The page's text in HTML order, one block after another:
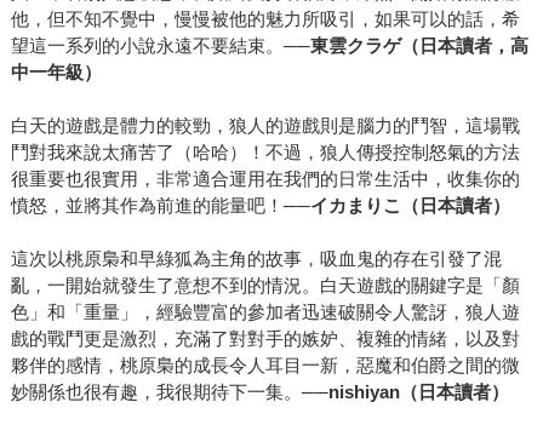
他，但不知不覺中，慢慢被他的魅力所吸引，如果可以的話，希
望這一系列的小說永遠不要結束。──東雲クラゲ（日本讀者，高
中一年級）
白天的遊戲是體力的較勁，狼人的遊戲則是腦力的鬥智，這場戰
鬥對我來說太痛苦了（哈哈）！不過，狼人傳授控制怒氣的方法
很重要也很實用，非常適合運用在我們的日常生活中，收集你的
憤怒，並將其作為前進的能量吧！──イカまりこ（日本讀者）
這次以桃原梟和早綠狐為主角的故事，吸血鬼的存在引發了混
亂，一開始就發生了意想不到的情況。白天遊戲的關鍵字是「顏
色」和「重量」，經驗豐富的參加者迅速破關令人驚訝，狼人遊
戲的戰鬥更是激烈，充滿了對對手的嫉妒、複雜的情緒，以及對
夥伴的感情，桃原梟的成長令人耳目一新，惡魔和伯爵之間的微
妙關係也很有趣，我很期待下一集。──nishiyan（日本讀者）